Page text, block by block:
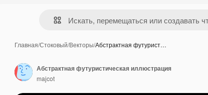
Главная/Стоковый/Векторы/Абстрактная футурист…
Абстрактная футуристическая иллюстрация
majcot